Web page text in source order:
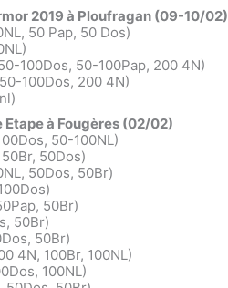
2019 à Ploufragan (09-10/02)
50 Pap, 50 Dos)
100Dos, 50-100Pap, 200 4N)
100Dos, 200 4N)
à Fougères (02/02)
50-100NL)
50Dos)
50Dos, 50Br)
50Br)
50Br)
50Br)
4N, 100Br, 100NL)
100NL)